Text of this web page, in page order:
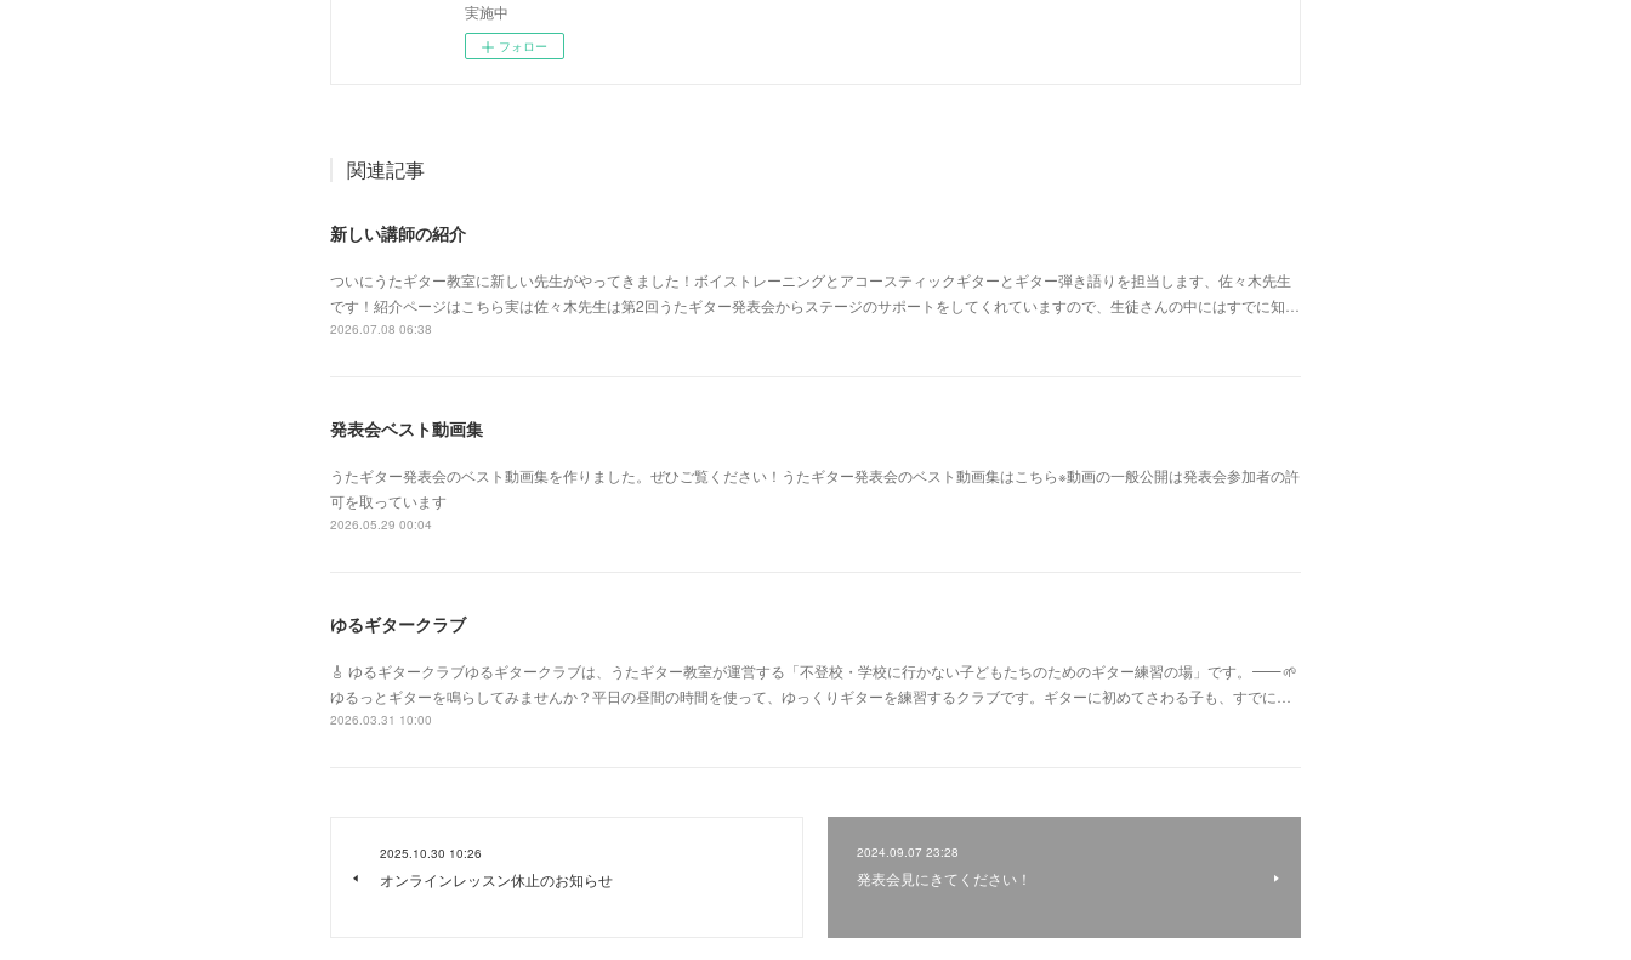
実施中
フォロー
関連記事
新しい講師の紹介
ついにうたギター教室に新しい先生がやってきました！ボイストレーニングとアコースティックギターとギター弾き語りを担当します、佐々木先生
です！紹介ページはこちら実は佐々木先生は第2回うたギター発表会からステージのサポートをしてくれていますので、生徒さんの中にはすでに知…
2026.07.08 06:38
発表会ベスト動画集
うたギター発表会のベスト動画集を作りました。ぜひご覧ください！うたギター発表会のベスト動画集はこちら※動画の一般公開は発表会参加者の許
可を取っています
2026.05.29 00:04
ゆるギタークラブ
🎸 ゆるギタークラブゆるギタークラブは、うたギター教室が運営する「不登校・学校に行かない子どもたちのためのギター練習の場」です。⸻🌱
ゆるっとギターを鳴らしてみませんか？平日の昼間の時間を使って、ゆっくりギターを練習するクラブです。ギターに初めてさわる子も、すでに…
2026.03.31 10:00
2025.10.30 10:26
オンラインレッスン休止のお知らせ
2024.09.07 23:28
発表会見にきてください！